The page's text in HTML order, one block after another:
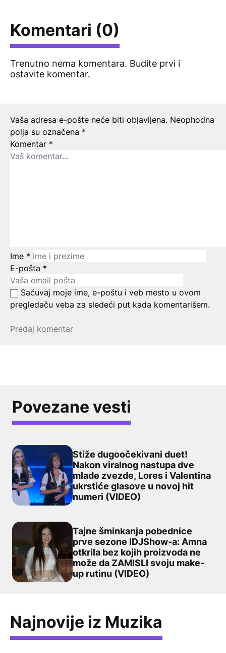
Komentari (0)
Trenutno nema komentara. Budite prvi i
ostavite komentar.
Ostavite odgovor
Vaša adresa e-pošte neće biti objavljena. Neophodna
polja su označena *
Komentar *
Ime *
E-pošta *
Sačuvaj moje ime, e-poštu i veb mesto u ovom
pregledaču veba za sledeći put kada komentarišem.
Povezane vesti
Stiže dugoočekivani duet! Nakon viralnog nastupa
Stiže dugoočekivani duet!
Nakon viralnog nastupa dve
mlade zvezde, Lores i Valentina
ukrstiće glasove u novoj hit
numeri (VIDEO)
Tajne šminkanja pobednice prve sezone IDJShow-a:
Tajne šminkanja pobednice
prve sezone IDJShow-a: Amna
otkrila bez kojih proizvoda ne
može da ZAMISLI svoju make-
up rutinu (VIDEO)
Najnovije iz Muzika